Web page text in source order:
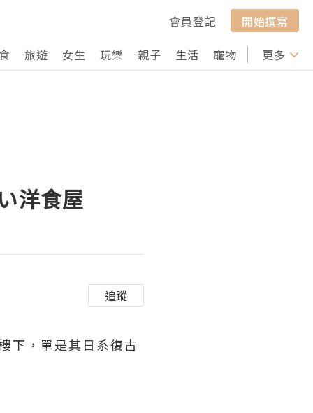
會員登記
開始撰寫
旅遊 女生 玩樂 親子 生活 寵物 行山 打卡
更多
洋食屋
追蹤
下，單是其日系復古